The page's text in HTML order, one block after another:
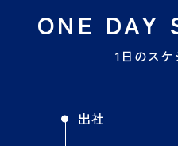
ONE DAY
1日のス
出社